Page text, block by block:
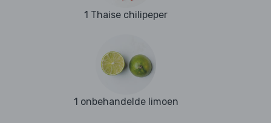
1 Thaise chilipeper
1 onbehandelde limoen